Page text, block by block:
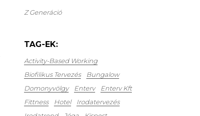
Z Generáció
TAG-EK:
Activity-Based Working
Biofilikus Tervezés
Bungalow
Domonyvölgy
Enterv
Enterv Kft
Fittness
Hotel
Irodatervezés